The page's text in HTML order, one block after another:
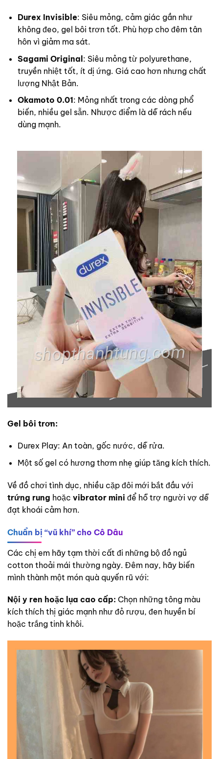
Durex Invisible: Siêu mỏng, cảm giác gần như
không đeo, gel bôi trơn tốt. Phù hợp cho đêm tân
hôn vì giảm ma sát.
Sagami Original: Siêu mỏng từ polyurethane,
truyền nhiệt tốt, ít dị ứng. Giá cao hơn nhưng chất
lượng Nhật Bản.
Okamoto 0.01: Mỏng nhất trong các dòng phổ
biến, nhiều gel sẵn. Nhược điểm là dễ rách nếu
dùng mạnh.
Gel bôi trơn:
Durex Play: An toàn, gốc nước, dễ rửa.
Một số gel có hương thơm nhẹ giúp tăng kích thích.
Về đồ chơi tình dục, nhiều cặp đôi mới bắt đầu với
trứng rung hoặc vibrator mini để hỗ trợ người vợ dễ
đạt khoái cảm hơn.
Chuẩn bị “vũ khí” cho Cô Dâu
Các chị em hãy tạm thời cất đi những bộ đồ ngủ
cotton thoải mái thường ngày. Đêm nay, hãy biến
mình thành một món quà quyến rũ với:
Nội y ren hoặc lụa cao cấp: Chọn những tông màu
kích thích thị giác mạnh như đỏ rượu, đen huyền bí
hoặc trắng tinh khôi.